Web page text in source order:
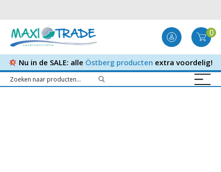
0
Nu in de SALE: alle Östberg producten extra voordelig!